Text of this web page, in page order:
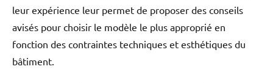
leur expérience leur permet de proposer des conseils
avisés pour choisir le modèle le plus approprié en
fonction des contraintes techniques et esthétiques du
bâtiment.